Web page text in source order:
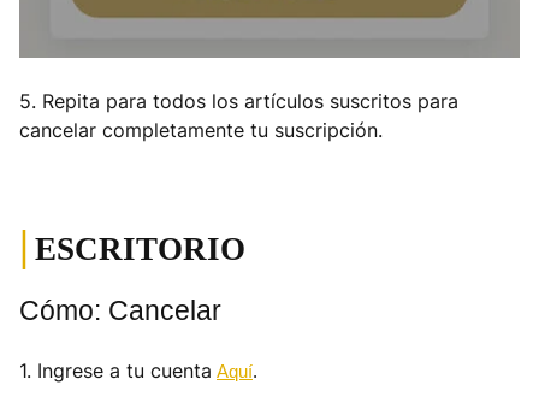
5. Repita para todos los artículos suscritos para
cancelar completamente tu suscripción.
| ESCRITORIO
Cómo: Cancelar
1. Ingrese a tu cuenta Aquí.